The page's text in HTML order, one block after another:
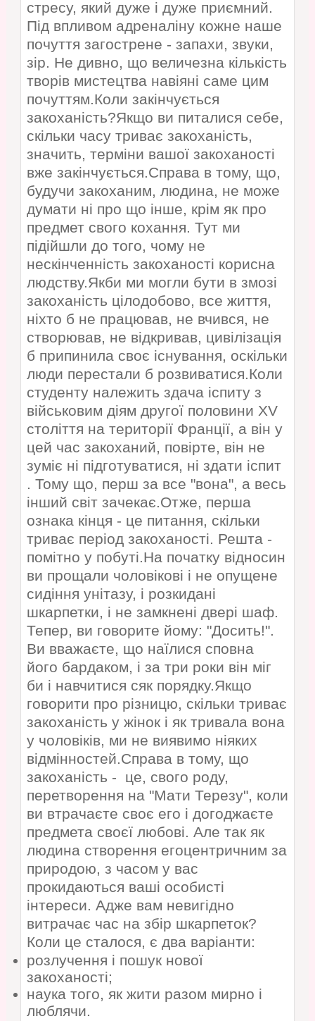
стресу, який дуже і дуже приємний.
Під впливом адреналіну кожне наше
почуття загострене - запахи, звуки,
зір. Не дивно, що величезна кількість
творів мистецтва навіяні саме цим
почуттям.Коли закінчується
закоханість?Якщо ви питалися себе,
скільки часу триває закоханість,
значить, терміни вашої закоханості
вже закінчується.Справа в тому, що,
будучи закоханим, людина, не може
думати ні про що інше, крім як про
предмет свого кохання. Тут ми
підійшли до того, чому не
нескінченність закоханості корисна
людству.Якби ми могли бути в змозі
закоханість цілодобово, все життя,
ніхто б не працював, не вчився, не
створював, не відкривав, цивілізація
б припинила своє існування, оскільки
люди перестали б розвиватися.Коли
студенту належить здача іспиту з
військовим діям другої половини XV
століття на території Франції, а він у
цей час закоханий, повірте, він не
зуміє ні підготуватися, ні здати іспит
. Тому що, перш за все "вона", а весь
інший світ зачекає.Отже, перша
ознака кінця - це питання, скільки
триває період закоханості. Решта -
помітно у побуті.На початку відносин
ви прощали чоловікові і не опущене
сидіння унітазу, і розкидані
шкарпетки, і не замкнені двері шаф.
Тепер, ви говорите йому: "Досить!".
Ви вважаєте, що наїлися сповна
його бардаком, і за три роки він міг
би і навчитися сяк порядку.Якщо
говорити про різницю, скільки триває
закоханість у жінок і як тривала вона
у чоловіків, ми не виявимо ніяких
відмінностей.Справа в тому, що
закоханість - це, свого роду,
перетворення на "Мати Терезу", коли
ви втрачаєте своє его і догоджаєте
предмета своєї любові. Але так як
людина створення егоцентричним за
природою, з часом у вас
прокидаються ваші особисті
інтереси. Адже вам невигідно
витрачає час на збір шкарпеток?
Коли це сталося, є два варіанти:
розлучення і пошук нової
закоханості;
наука того, як жити разом мирно і
люблячи.